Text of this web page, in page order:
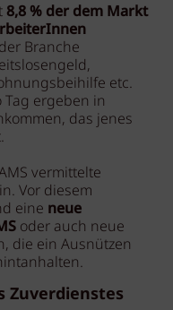
8,8 % der dem Markt
Branche
etc.
ergeben in
das jenes
vermittelte
Vor diesem
eine neue
oder auch neue
die ein Ausnützen
Zuverdienstes